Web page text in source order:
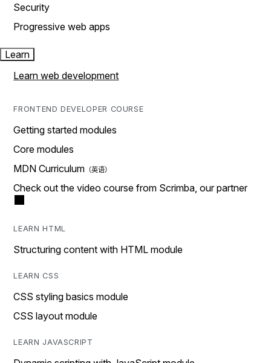
Security
Progressive web apps
Learn
Learn web development
FRONTEND DEVELOPER COURSE
Getting started modules
Core modules
MDN Curriculum
Check out the video course from Scrimba, our partner
LEARN HTML
Structuring content with HTML module
LEARN CSS
CSS styling basics module
CSS layout module
LEARN JAVASCRIPT